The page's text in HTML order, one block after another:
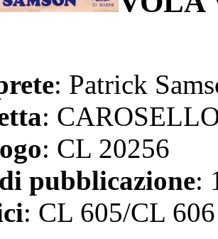
: Patrick
:
: CL 20256
pubblicazione:
: CL 605/CL 606